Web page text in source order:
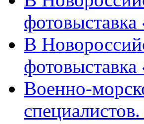
В
Военно-